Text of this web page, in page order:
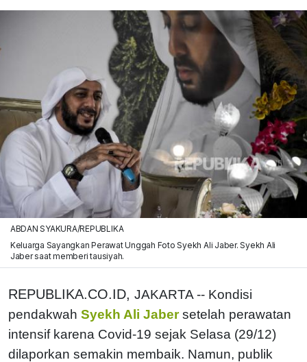
ABDAN SYAKURA/REPUBLIKA
Keluarga Sayangkan Perawat Unggah Foto Syekh Ali Jaber. Syekh Ali
Jaber saat memberi tausiyah.
REPUBLIKA.CO.ID, JAKARTA -- Kondisi
pendakwah Syekh Ali Jabersetelah perawatan
intensif karena Covid-19 sejak Selasa (29/12)
dilaporkan semakin membaik. Namun, publik